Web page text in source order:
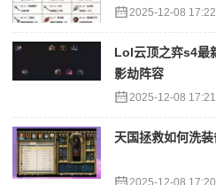
2025-12-08
Lol云顶之弈s4最
影劫阵容
2025-12-08
天国拯救如何洗